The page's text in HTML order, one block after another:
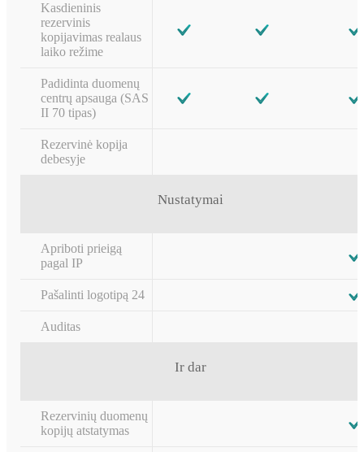
Kasdieninis
rezervinis
kopijavimas realaus
laiko režime
Padidinta duomenų
centrų apsauga (SAS
II 70 tipas)
Rezervinė kopija
debesyje
Nustatymai
Apriboti prieigą
pagal IP
Pašalinti logotipą 24
Auditas
Ir dar
Rezervinių duomenų
kopijų atstatymas